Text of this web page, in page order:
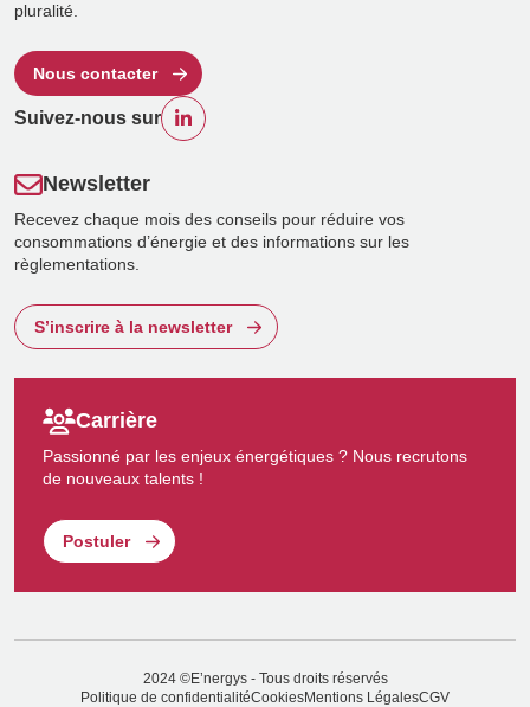
pluralité.
Nous contacter
Suivez-nous sur
Newsletter
Recevez chaque mois des conseils pour réduire vos
consommations d’énergie et des informations sur les
règlementations.
S’inscrire à la newsletter
Carrière
Passionné par les enjeux énergétiques ? Nous recrutons
de nouveaux talents !
Postuler
2024 ©E’nergys - Tous droits réservés
Politique de confidentialitéCookiesMentions LégalesCGV